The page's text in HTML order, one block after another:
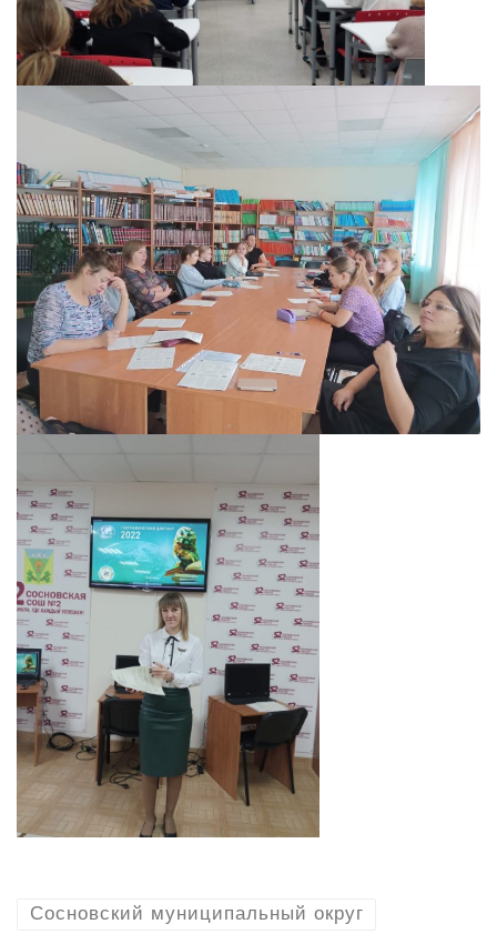
Сосновский муниципальный округ